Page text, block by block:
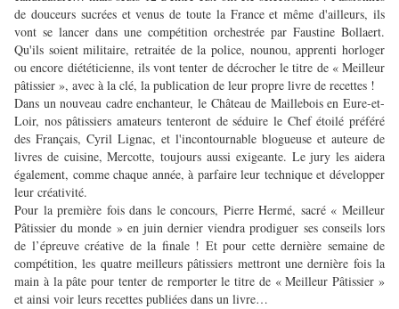
de douceurs sucrées et venus de toute la France et même d'ailleurs, ils
vont se lancer dans une compétition orchestrée par Faustine Bollaert.
Qu'ils soient militaire, retraitée de la police, nounou, apprenti horloger
ou encore diététicienne, ils vont tenter de décrocher le titre de « Meilleur
pâtissier », avec à la clé, la publication de leur propre livre de recettes !
Dans un nouveau cadre enchanteur, le Château de Maillebois en Eure-et-
Loir, nos pâtissiers amateurs tenteront de séduire le Chef étoilé préféré
des Français, Cyril Lignac, et l'incontournable blogueuse et auteure de
livres de cuisine, Mercotte, toujours aussi exigeante. Le jury les aidera
également, comme chaque année, à parfaire leur technique et développer
leur créativité.
Pour la première fois dans le concours, Pierre Hermé, sacré « Meilleur
Pâtissier du monde » en juin dernier viendra prodiguer ses conseils lors
de l’épreuve créative de la finale ! Et pour cette dernière semaine de
compétition, les quatre meilleurs pâtissiers mettront une dernière fois la
main à la pâte pour tenter de remporter le titre de « Meilleur Pâtissier »
et ainsi voir leurs recettes publiées dans un livre…